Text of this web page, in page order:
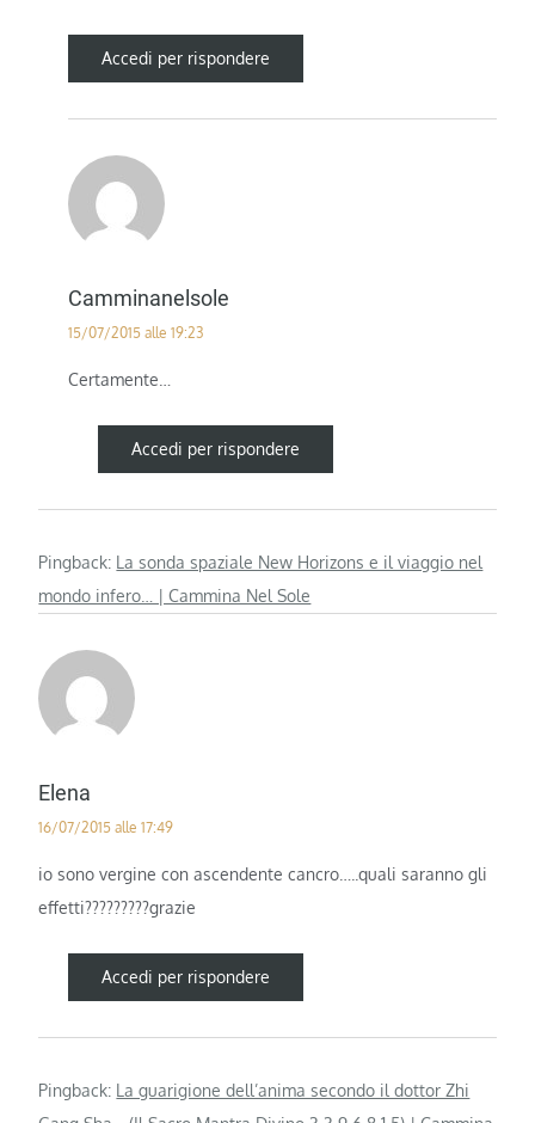
Accedi per rispondere
Camminanelsole
15/07/2015 alle 19:23
Certamente…
Accedi per rispondere
Pingback: La sonda spaziale New Horizons e il viaggio nel
mondo infero… | Cammina Nel Sole
Elena
16/07/2015 alle 17:49
io sono vergine con ascendente cancro…..quali saranno gli
effetti?????????grazie
Accedi per rispondere
Pingback: La guarigione dell’anima secondo il dottor Zhi